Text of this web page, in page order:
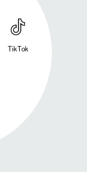
TikTok